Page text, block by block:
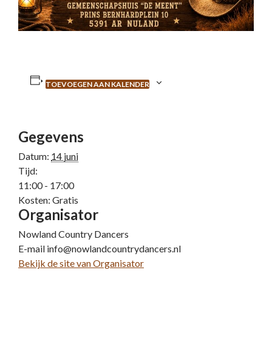
TOEVOEGEN AAN KALENDER
Gegevens
Datum: 14 juni
Tijd:
11:00 - 17:00
Kosten: Gratis
Organisator
Nowland Country Dancers
E-mail info@nowlandcountrydancers.nl
Bekijk de site van Organisator